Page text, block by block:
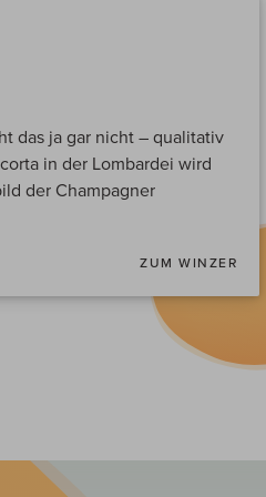
das ja gar nicht – qualitativ
in der Lombardei wird
der Champagner
ZUM WINZER